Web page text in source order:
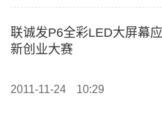
联诚发P6全彩LED大屏幕
新创业大赛
2011-11-24 10:29